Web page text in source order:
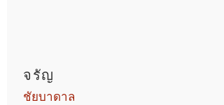
จรัญ
ชัยบาดาล